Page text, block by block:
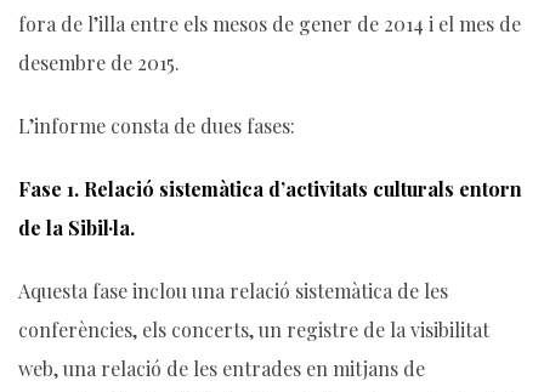
fora de l’illa entre els mesos de gener de 2014 i el mes de
desembre de 2015.
L’informe consta de dues fases:
Fase 1. Relació sistemàtica d’activitats culturals entorn
de la Sibil·la.
Aquesta fase inclou una relació sistemàtica de les
conferències, els concerts, un registre de la visibilitat
web, una relació de les entrades en mitjans de